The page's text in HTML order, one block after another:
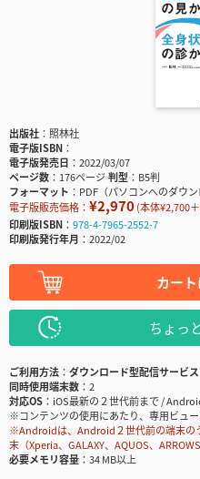
出版社
照林社
電子版ISBN
電子版発売日
2022/03/07
ページ数
176ページ判型
B5判
フォーマット
PDF（パソコンへのダウン
電子版販売価格： ¥2,970(本体¥2,700
印刷版ISBN
978-4-7965-2552-7
印刷版発行年月
2022/02
カー
ちょっ
ご利用方法
ダウンロード型配信サービス
同時使用端末数
2
対応OS
iOS最新の２世代前まで /
※コンテンツの使用にあたり、専用ビュ
※Androidは、Android２世代前の端末の
末（Xperia、GALAXY、AQUOS、
必要メモリ容量
34 MB以上